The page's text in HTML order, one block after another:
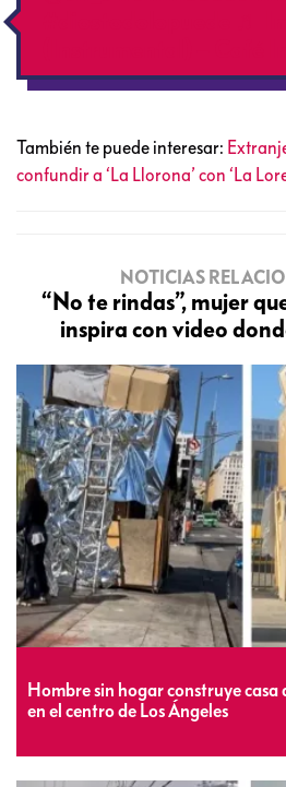
También te puede interesar:
confundir a ‘La Llorona’ con ‘La
NOTICIAS
“No te rindas”, mujer
inspira con video
Hombre sin hogar construye casa
en el centro de Los Ángeles